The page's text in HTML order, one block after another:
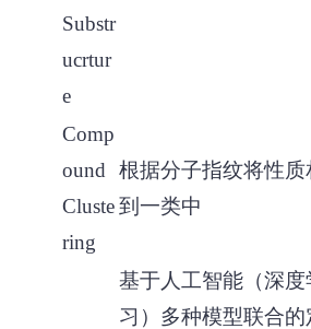
Substr
ucrtur
e
Comp
ound
Cluste
ring
根据分子指纹将性
到一类中
基于人工智能（深
习）多种模型联合